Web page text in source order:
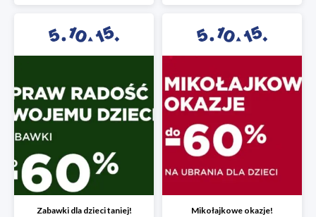
Zabawki dla dzieci taniej! Mikołajkowe okazje!